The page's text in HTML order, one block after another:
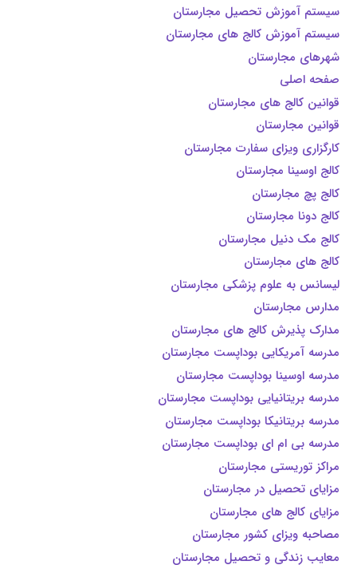
سیستم آموزش تحصیل مجارستان
سیستم آموزش کالج های مجارستان
شهرهای مجارستان
صفحه اصلی
قوانین کالج های مجارستان
قوانین مجارستان
کارگزاری ویزای سفارت مجارستان
کالج اوسینا مجارستان
کالج پچ مجارستان
کالج دونا مجارستان
کالج مک دنیل مجارستان
کالج های مجارستان
لیسانس به علوم پزشکی مجارستان
مدارس مجارستان
مدارک پذیرش کالج های مجارستان
مدرسه آمریکایی بوداپست مجارستان
مدرسه اوسینا بوداپست مجارستان
مدرسه بریتانیایی بوداپست مجارستان
مدرسه بریتانیکا بوداپست مجارستان
مدرسه بی ام ای بوداپست مجارستان
مراکز توریستی مجارستان
مزایای تحصیل در مجارستان
مزایای کالج های مجارستان
مصاحبه ویزای کشور مجارستان
معایب زندگی و تحصیل مجارستان